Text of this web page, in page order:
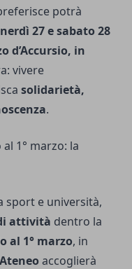
potrà
27 e sabato 28
d’Accursio, in
vivere
solidarietà,
.
1° marzo: la
sport e università,
attività dentro la
al 1° marzo, in
accoglierà